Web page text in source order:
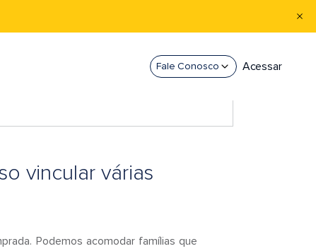
Fale Conosco Acessar
vincular várias
Podemos acomodar famílias que